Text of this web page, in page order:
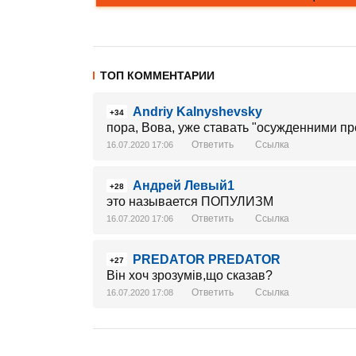
ТОП КОММЕНТАРИИ
+34
Andriy Kalnyshevsky
пора, Вова, уже ставать "осужденними
16.07.2020 17:06 Ответить Ссылка
+28
Андрей Левый1
это называется ПОПУЛИЗМ
16.07.2020 17:06 Ответить Ссылка
+27
PREDATOR PREDATOR
Він хоч зрозумів,що сказав?
16.07.2020 17:08 Ответить Ссылка